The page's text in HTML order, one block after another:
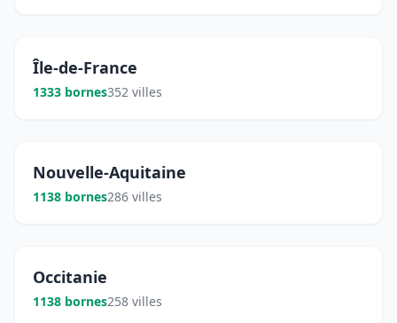
Île-de-France
1333 bornes352 villes
Nouvelle-Aquitaine
1138 bornes286 villes
Occitanie
1138 bornes258 villes